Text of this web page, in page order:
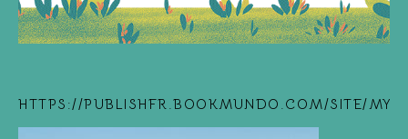
HTTPS://PUBLISHFR.BOOKMUNDO.COM/SITE/